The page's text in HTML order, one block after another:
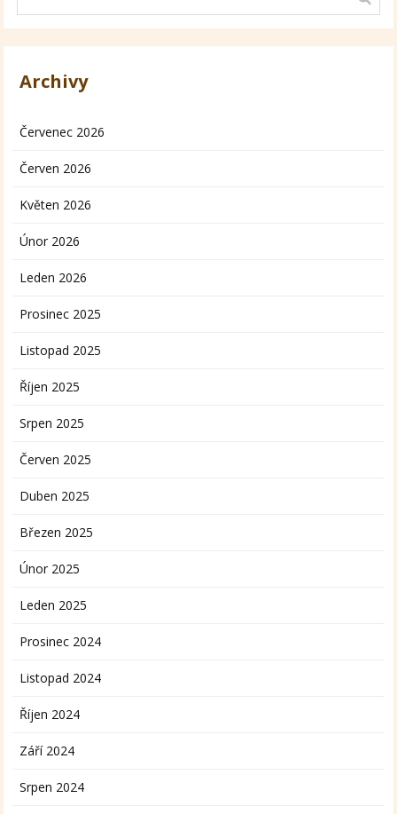
Archivy
Červenec 2026
Červen 2026
Květen 2026
Únor 2026
Leden 2026
Prosinec 2025
Listopad 2025
Říjen 2025
Srpen 2025
Červen 2025
Duben 2025
Březen 2025
Únor 2025
Leden 2025
Prosinec 2024
Listopad 2024
Říjen 2024
Září 2024
Srpen 2024